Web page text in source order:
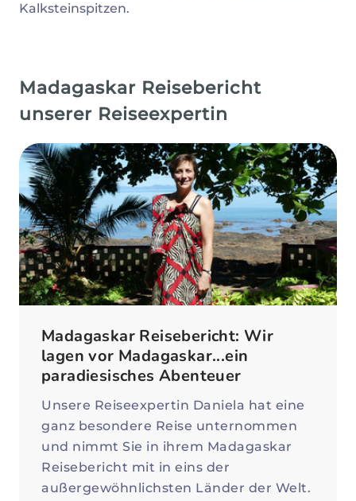
Kalksteinspitzen.
Madagaskar Reisebericht
unserer Reiseexpertin
Madagaskar Reisebericht: Wir
lagen vor Madagaskar...ein
paradiesisches Abenteuer
Unsere Reiseexpertin Daniela hat eine
ganz besondere Reise unternommen
und nimmt Sie in ihrem Madagaskar
Reisebericht mit in eins der
außergewöhnlichsten Länder der Welt.